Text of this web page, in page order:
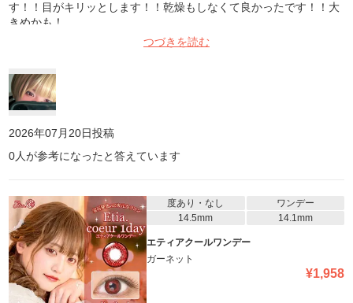
す！！目がキリッとします！！乾燥もしなくて良かったです！！大
きめかも！
つづきを読む
2026年07月20日投稿
0人が参考になったと答えています
度あり・なし
ワンデー
14.5mm
14.1mm
エティアクールワンデー
ガーネット
¥1,958